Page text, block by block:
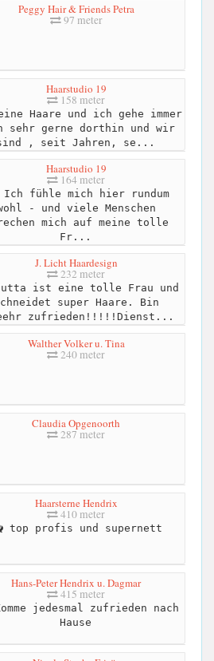
Peggy Hair & Friends Petra
97 meter
Haarstudio 19
158 meter
Haare und ich gehe immer
sehr gerne dorthin und wir
, seit Jahren, se...
Haarstudio 19
164 meter
fühle mich hier rundum
- und viele Menschen
mich auf meine tolle
Fr...
J. Licht Haardesign
232 meter
ist eine tolle Frau und
super Haare. Bin
zufrieden!!!!!Dienst...
Walther Volker u. Tina
240 meter
Claudia Opgenoorth
287 meter
Haarsterne Hendrix
410 meter
top profis und supernett
Hans-Peter Hendrix u. Dagmar
415 meter
jedesmal zufrieden nach
Hause